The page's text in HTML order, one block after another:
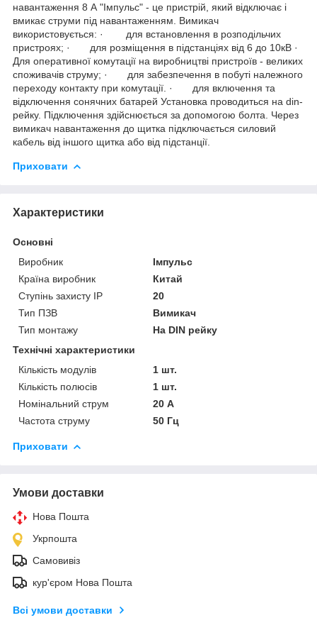
навантаження 8 А "Імпульс" - це пристрій, який відключає і
вмикає струми під навантаженням. Вимикач
використовується: · для встановлення в розподільчих
пристроях; · для розміщення в підстанціях від 6 до 10кВ ·
Для оперативної комутації на виробництві пристроїв - великих
споживачів струму; · для забезпечення в побуті належного
переходу контакту при комутації. · для включення та
відключення сонячних батарей Установка проводиться на din-
рейку. Підключення здійснюється за допомогою болта. Через
вимикач навантаження до щитка підключається силовий
кабель від іншого щитка або від підстанції.
Приховати
Характеристики
Основні
Виробник
Імпульс
Країна виробник
Китай
Ступінь захисту IP
20
Тип ПЗВ
Вимикач
Тип монтажу
На DIN рейку
Технічні характеристики
Кількість модулів
1 шт.
Кількість полюсів
1 шт.
Номінальний струм
20 А
Частота струму
50 Гц
Приховати
Умови доставки
Нова Пошта
Укрпошта
Самовивіз
кур'єром Нова Пошта
Всі умови доставки